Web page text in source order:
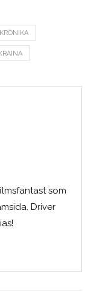
KRÖNIKA
som
Driver